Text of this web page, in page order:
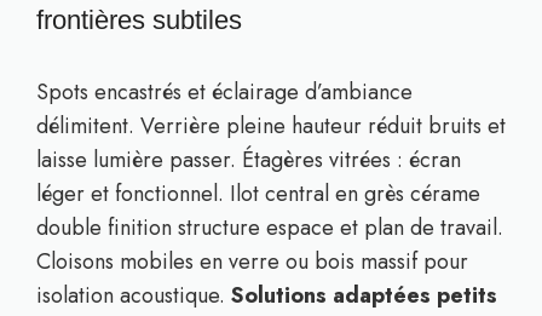
frontières subtiles
Spots encastrés et éclairage d’ambiance
délimitent. Verrière pleine hauteur réduit bruits et
laisse lumière passer. Étagères vitrées : écran
léger et fonctionnel. Ilot central en grès cérame
double finition structure espace et plan de travail.
Cloisons mobiles en verre ou bois massif pour
isolation acoustique. Solutions adaptées petits